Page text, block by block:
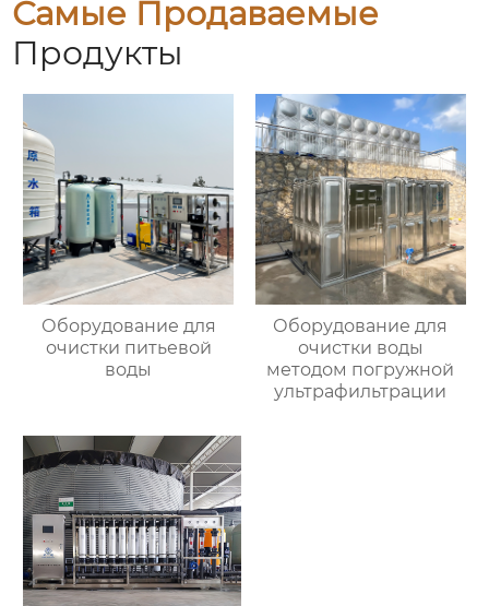
Самые Продаваемые
Продукты
Оборудование для
очистки питьевой
воды
Оборудование для
очистки воды
методом погружной
ультрафильтрации